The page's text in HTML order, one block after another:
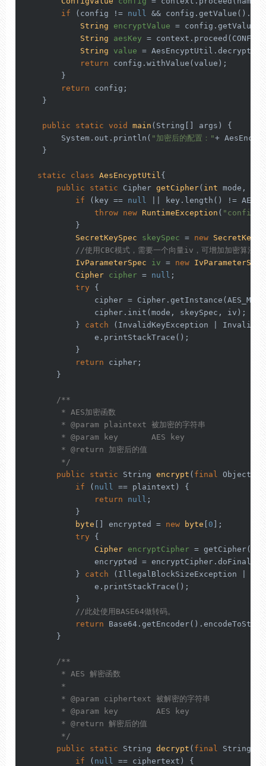
if (config != null &&
String
encryptValue =
String
aesKey =
String
value =
return config.withValue(value);
        }
return config;
    }
public static void main (String[] args)
{
        System.out.println(
"加密后的配置："+
    }
static class AesEncyptUtil{
public
static Cipher getCipher( int mode,
if (key == null || key.length() !=
throw new RuntimeException (
           }
SecretKeySpec
skeySpec = new
//使用CBC模式，需要一个向量iv，可增加加密算法的
IvParameterSpec
iv = new IvParameterSpec
Cipher cipher = null ;
try {
cipher =
               cipher.init(mode, skeySpec, iv);
           }
catch (InvalidKeyException |
               e.printStackTrace();
           }
return cipher;
       }
/**
        * AES加密函数
        *
@param plaintext 被加密的字符串
        *
@param key       AES key
        *
@return 加密后的值
        */
public
static String encrypt ( final Object
if ( null == plaintext) {
return
null ;
           }
byte [] encrypted = new byte 0 ];
try {
Cipher encryptCipher =
encrypted =
           }
catch (IllegalBlockSizeException |
               e.printStackTrace();
           }
//此处使用BASE64做转码。
return
       }
/**
        * AES 解密函数
        *
        *
@param ciphertext 被解密的字符串
        *
@param key        AES key
        *
@return 解密后的值
        */
public
static String decrypt ( final String
if ( null == ciphertext) {